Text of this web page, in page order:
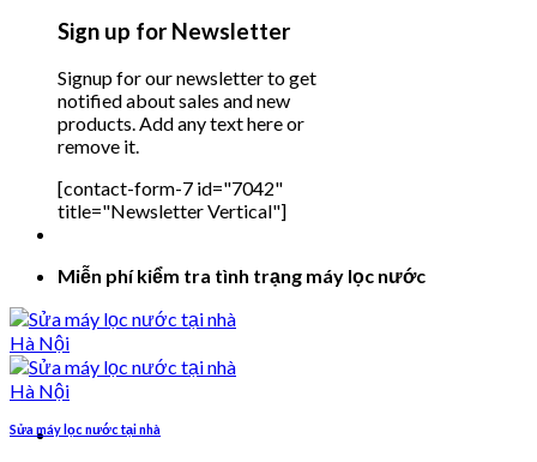
Sign up for Newsletter
Signup for our newsletter to get
notified about sales and new
products. Add any text here or
remove it.
[contact-form-7 id="7042"
title="Newsletter Vertical"]
Miễn phí kiểm tra tình trạng máy lọc nước
Sửa máy lọc nước tại nhà